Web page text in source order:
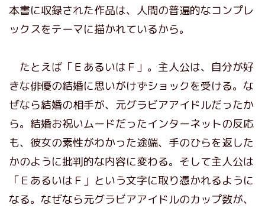
本書に収録された作品は、人間の普遍的なコンプレ
ックスをテーマに描かれているから。
たとえば「ＥあるいはＦ」。主人公は、自分が好
きな俳優の結婚に思いがけずショックを受ける。な
ぜなら結婚の相手が、元グラビアアイドルだったか
ら。結婚お祝いムードだったインターネットの反応
も、彼女の素性がわかった途端、手のひらを返した
かのように批判的な内容に変わる。そして主人公は
「ＥあるいはＦ」という文字に取り憑かれるように
なる。なぜなら元グラビアアイドルのカップ数が、